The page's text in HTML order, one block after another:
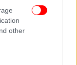
other
και τον Κόσμο,